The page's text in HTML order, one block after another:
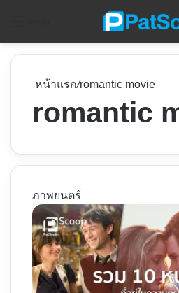
หน้าแรก/romantic movie
romantic
ภาพยนตร์